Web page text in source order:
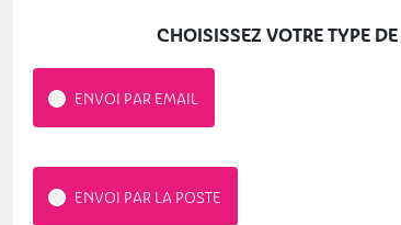
CHOISISSEZ VOTRE TYPE
ENVOI PAR EMAIL
ENVOI PAR LA POSTE